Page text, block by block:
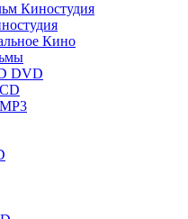
Киностудия
Кино
DVD